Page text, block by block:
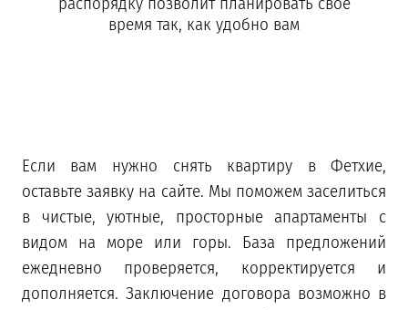
время так, как удобно вам
Если вам нужно снять квартиру в Фетхие,
оставьте заявку на сайте. Мы поможем заселиться
в чистые, уютные, просторные апартаменты с
видом на море или горы. База предложений
ежедневно проверяется, корректируется и
дополняется. Заключение договора возможно в